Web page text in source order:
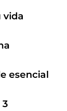
vida
esencial
3